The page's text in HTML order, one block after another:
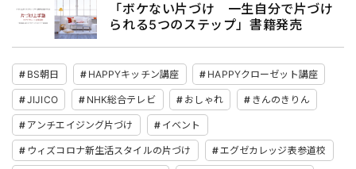
「ボケない片づけ 一生自分で片づけ
られる5つのステップ」書籍発売
BS朝日 HAPPYキッチン講座 HAPPYクローゼット講座
JIJICO NHK総合テレビ おしゃれ きんのきりん
アンチエイジング片づけ イベント
ウィズコロナ新生活スタイルの片づけ エグゼカレッジ表参道校